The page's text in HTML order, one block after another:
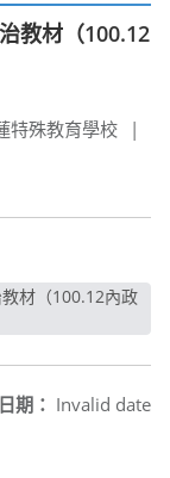
教材（100.12
特殊教育學校 |
期： Invalid date